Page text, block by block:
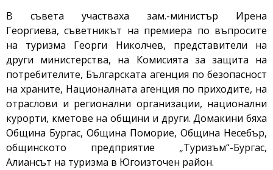
В съвета участваха зам.-министър Ирена
Георгиева, съветникът на премиера по въпросите
на туризма Георги Николчев, представители на
други министерства, на Комисията за защита на
потребителите, Българската агенция по безопасност
на храните, Националната агенция по приходите, на
отраслови и регионални организации, национални
курорти, кметове на общини и други. Домакини бяха
Община Бургас, Община Поморие, Община Несебър,
общинското предприятие „Туризъм“-Бургас,
Алиансът на туризма в Югоизточен район.